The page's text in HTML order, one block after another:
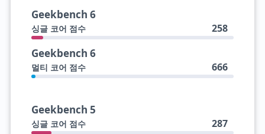
Geekbench 6
싱글 코어 점수 258
Geekbench 6
멀티 코어 점수 666
Geekbench 5
싱글 코어 점수 287